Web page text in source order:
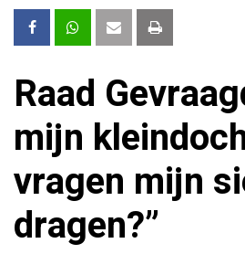
Raad
mijn
vragen mijn
dragen?”